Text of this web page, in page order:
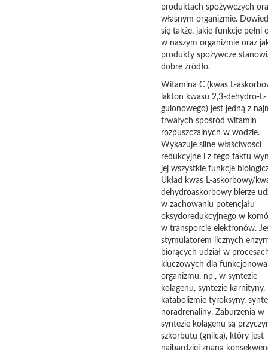
produktach spożywczych
własnym organizmie.
się także, jakie funkcje pełni
w naszym organizmie oraz
produkty spożywcze
dobre źródło.
Witamina C (kwas L-
lakton kwasu 2,3-dehydro-L-
gulonowego) jest jedną z
trwałych spośród witamin
rozpuszczalnych w wodzie.
Wykazuje silne właściwości
redukcyjne i z tego faktu
jej wszystkie funkcje
Układ kwas L-askorbowy/
dehydroaskorbowy bierze
w zachowaniu potencjału
oksydoredukcyjnego w
w transporcie elektronów.
stymulatorem licznych
biorących udział w
kluczowych dla
organizmu, np., w syntezie
kolagenu, syntezie karnityny,
katabolizmie tyroksyny,
noradrenaliny. Zaburzenia w
syntezie kolagenu są
szkorbutu (gnilca), który jest
najbardziej znaną